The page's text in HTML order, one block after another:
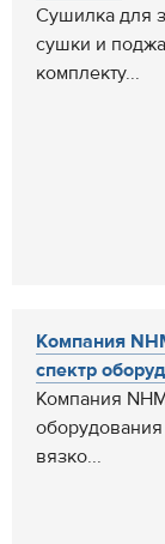
Сушилка для
сушки и
комплекту...
Компания
спектр
Компания
вязко...